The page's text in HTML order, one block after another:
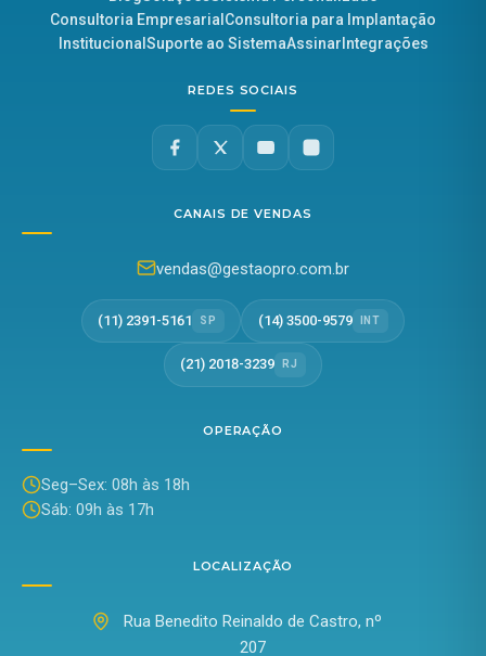
Consultoria Empresarial Consultoria para Implantação
Institucional Suporte ao SistemaAssinar Integrações
REDES SOCIAIS
CANAIS DE VENDAS
vendas@gestaopro.com.br
(11) 2391-5161 SP (14) 3500-9579 INT
(21) 2018-3239 RJ
OPERAÇÃO
Seg–Sex: 08h às 18h
Sáb: 09h às 17h
LOCALIZAÇÃO
Rua Benedito Reinaldo de Castro, nº
207